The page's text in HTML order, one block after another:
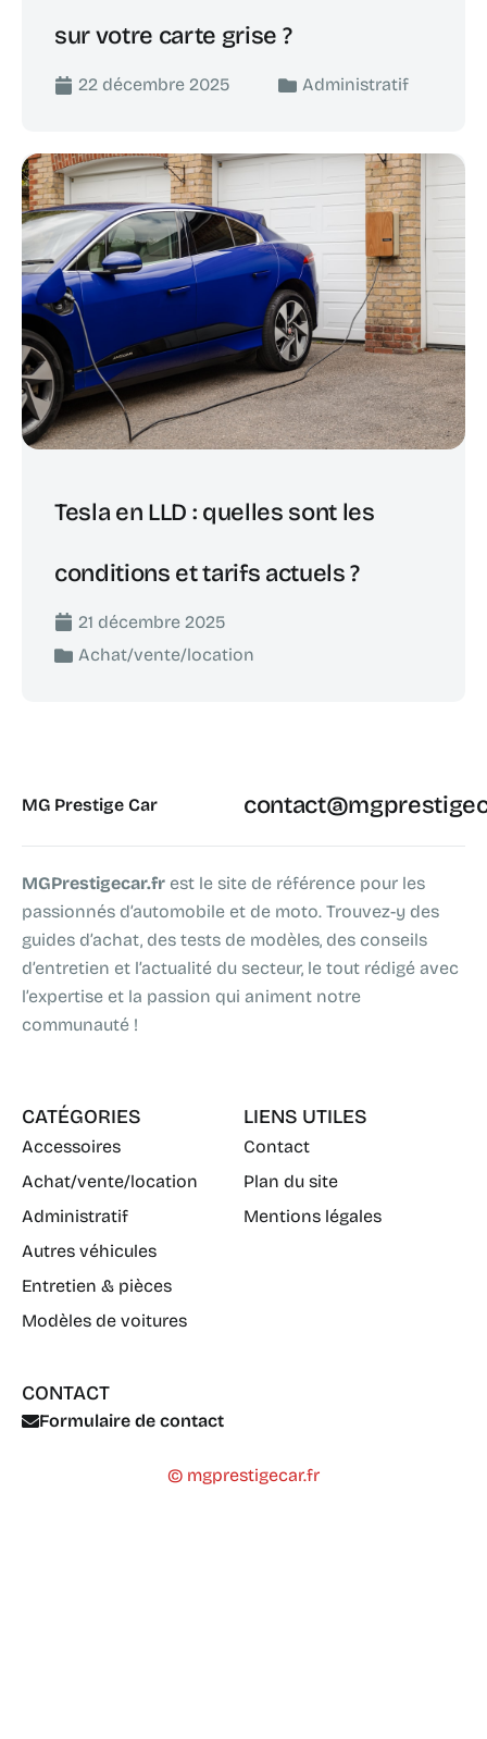
sur votre carte grise ?
22 décembre 2025 Administratif
Tesla en LLD : quelles sont les
conditions et tarifs actuels ?
21 décembre 2025
Achat/vente/location
MG Prestige Car
MGPrestigecar.fr est le site de référence pour les
passionnés d’automobile et de moto. Trouvez-y des
guides d’achat, des tests de modèles, des conseils
d’entretien et l’actualité du secteur, le tout rédigé avec
l’expertise et la passion qui animent notre
communauté !
CATÉGORIES
Accessoires
Achat/vente/location
Administratif
Autres véhicules
Entretien & pièces
Modèles de voitures
LIENS UTILES
Contact
Plan du site
Mentions légales
CONTACT
Formulaire de contact
© mgprestigecar.fr